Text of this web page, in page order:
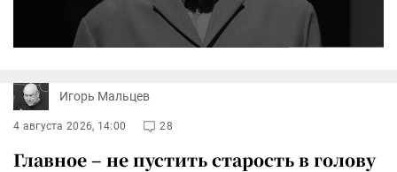
Игорь Мальцев
4 августа 2026, 14:00 28
Главное – не пустить старость в голову